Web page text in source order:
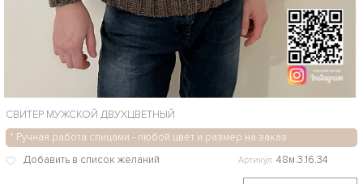
СВИТЕР МУЖСКОЙ ДВУХЦВЕТНЫЙ
* Ручная работа спицами - любой цвет и размер на заказ
Артикул 48м.3.16.34